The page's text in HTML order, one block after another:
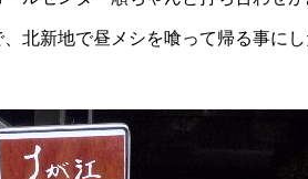
北新地で昼メシを喰って帰る事に